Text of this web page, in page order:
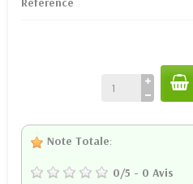
Note Totale:
0/5 - 0 Avis